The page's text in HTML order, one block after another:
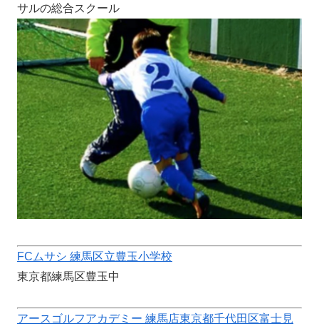
サルの総合スクール
FCムサシ 練馬区立豊玉小学校
東京都練馬区豊玉中
アースゴルフアカデミー 練馬店東京都千代田区富士見